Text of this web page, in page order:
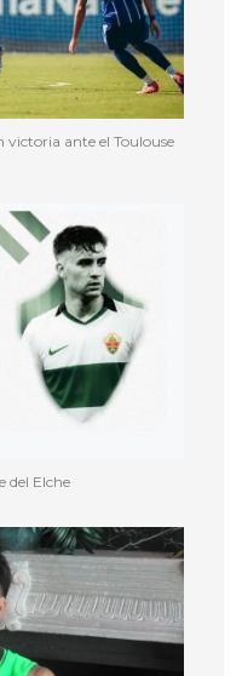
victoria ante el Toulouse
del Elche